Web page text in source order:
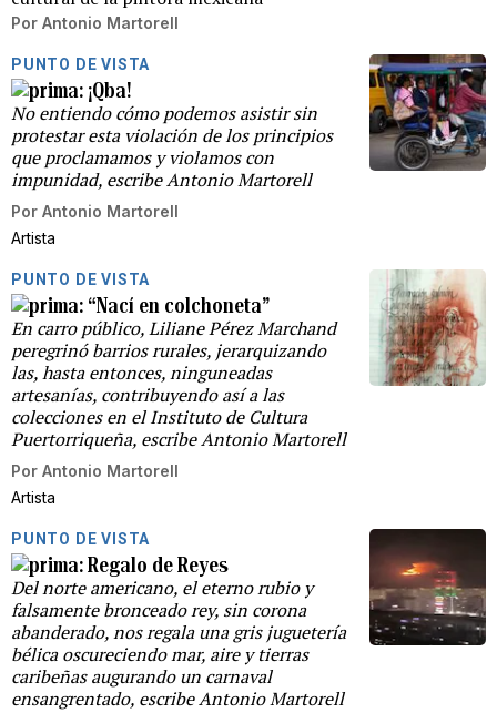
Por Antonio Martorell
PUNTO DE VISTA
¡Qba!
No entiendo cómo podemos asistir sin
protestar esta violación de los principios
que proclamamos y violamos con
impunidad, escribe Antonio Martorell
Por Antonio Martorell
Artista
PUNTO DE VISTA
“Nací en colchoneta”
En carro público, Liliane Pérez Marchand
peregrinó barrios rurales, jerarquizando
las, hasta entonces, ninguneadas
artesanías, contribuyendo así a las
colecciones en el Instituto de Cultura
Puertorriqueña, escribe Antonio Martorell
Por Antonio Martorell
Artista
PUNTO DE VISTA
Regalo de Reyes
Del norte americano, el eterno rubio y
falsamente bronceado rey, sin corona
abanderado, nos regala una gris juguetería
bélica oscureciendo mar, aire y tierras
caribeñas augurando un carnaval
ensangrentado, escribe Antonio Martorell